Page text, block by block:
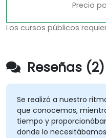
Precio
Los cursos públicos
Reseñas (2)
Se realizó a nuestro
que conocemos,
tiempo y
donde lo